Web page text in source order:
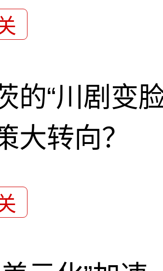
的“川剧变
大转向？